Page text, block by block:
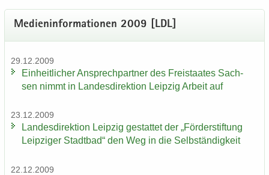
Me­di­en­in­for­ma­tio­nen 2009 [LDL]
29.12.2009
Ein­heit­li­cher An­sprech­part­ner des Frei­staa­tes Sach­
sen nimmt in Lan­des­di­rek­ti­on Leip­zig Ar­beit auf
23.12.2009
Lan­des­di­rek­ti­on Leip­zig ge­stat­tet der „För­der­stif­tung
Leip­zi­ger Stadt­bad“ den Weg in die Selb­stän­dig­keit
22.12.2009